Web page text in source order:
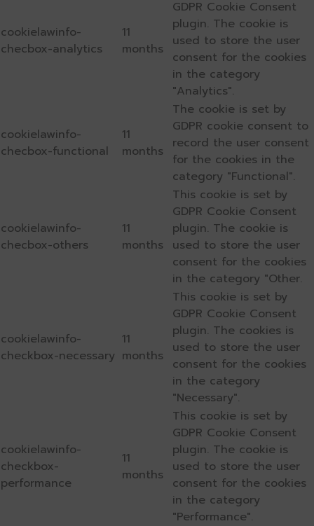
cookielawinfo-
checbox-analytics
11
months
GDPR Cookie Consent
plugin. The cookie is
used to store the user
consent for the cookies
in the category
"Analytics".
cookielawinfo-
checbox-functional
11
months
The cookie is set by
GDPR cookie consent to
record the user consent
for the cookies in the
category "Functional".
cookielawinfo-
checbox-others
11
months
This cookie is set by
GDPR Cookie Consent
plugin. The cookie is
used to store the user
consent for the cookies
in the category "Other.
cookielawinfo-
checkbox-necessary
11
months
This cookie is set by
GDPR Cookie Consent
plugin. The cookies is
used to store the user
consent for the cookies
in the category
"Necessary".
cookielawinfo-
checkbox-
performance
11
months
This cookie is set by
GDPR Cookie Consent
plugin. The cookie is
used to store the user
consent for the cookies
in the category
"Performance".